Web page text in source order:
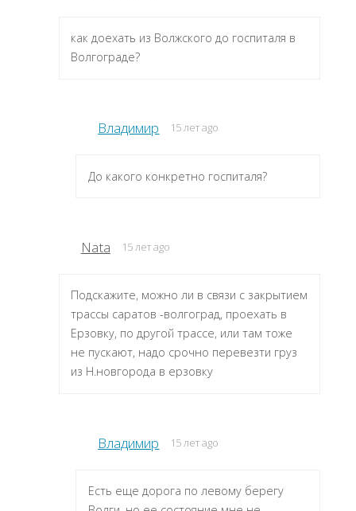
как доехать из Волжского до госпиталя в
Волгограде?
Владимир 15 лет ago
До какого конкретно госпиталя?
Nata 15 лет ago
Подскажите, можно ли в связи с закрытием
трассы саратов -волгоград, проехать в
Ерзовку, по другой трассе, или там тоже
не пускают, надо срочно перевезти груз
из Н.новгорода в ерзовку
Владимир 15 лет ago
Есть еще дорога по левому берегу